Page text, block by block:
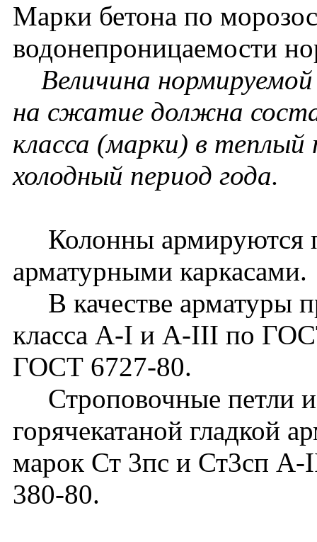
Марки бетона по
водонепроницаемости
Величина
на сжатие должна
класса (марки) в теплый
холодный период года.
Колонны армируются
арматурными каркасами.
В качестве арматуры
класса A-I и A-III по
ГОСТ 6727-80.
Строповочные петли
горячекатаной гладкой
марок Ст 3пс и Ст3сп
380-80.